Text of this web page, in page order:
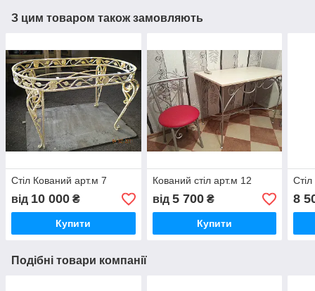
З цим товаром також замовляють
Стіл Кований арт.м 7
від 10 000 ₴
Купити
Кований стіл арт.м 12
від 5 700₴
Купити
8
Подібні товари компанії